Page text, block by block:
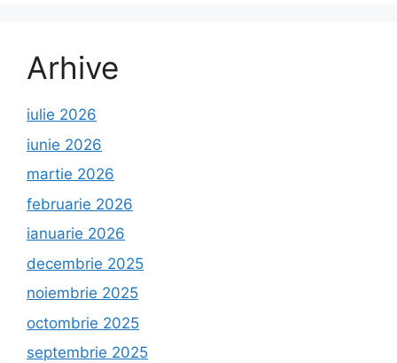
Arhive
iulie 2026
iunie 2026
martie 2026
februarie 2026
ianuarie 2026
decembrie 2025
noiembrie 2025
octombrie 2025
septembrie 2025